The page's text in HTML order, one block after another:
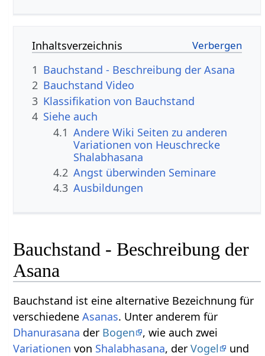
Inhaltsverzeichnis
1 Bauchstand - Beschreibung der Asana
2 Bauchstand Video
3 Klassifikation von Bauchstand
4 Siehe auch
4.1 Andere Wiki Seiten zu anderen
Variationen von Heuschrecke
Shalabhasana
4.2 Angst überwinden Seminare
4.3 Ausbildungen
Bauchstand - Beschreibung der
Asana
Bauchstand ist eine alternative Bezeichnung für
verschiedeneAsanas. Unter anderem für
Dhanurasana der Bogen
, wie auch zwei
Variationen von Shalabhasana, derVogel
und